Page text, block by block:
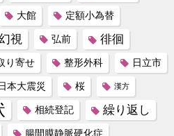
大館 定額小為替
視 弘前
徘徊
り寄せ 整形外科 日立市
本大震災 桜 漢方
相続登記 繰り返し
腸間膜静脈硬化症